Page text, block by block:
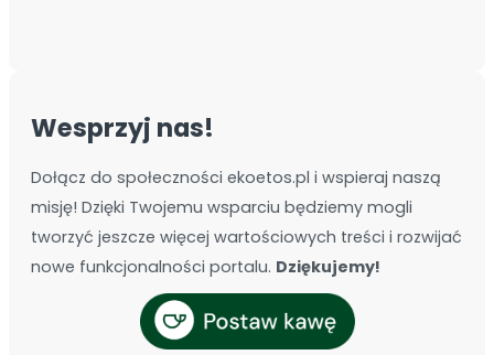
Wesprzyj nas!
Dołącz do społeczności ekoetos.pl i wspieraj naszą
misję! Dzięki Twojemu wsparciu będziemy mogli
tworzyć jeszcze więcej wartościowych treści i rozwijać
nowe funkcjonalności portalu. Dziękujemy!